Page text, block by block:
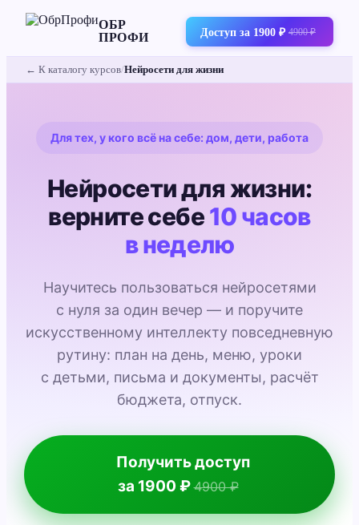
ОБР
ПРОФИ
Доступ за 1900 ₽ 4900 ₽
← К каталогу курсов/Нейросети для жизни
Для тех, у кого всё на себе: дом, дети, работа
Нейросети для жизни:
верните себе10 часов
в неделю
Научитесь пользоваться нейросетями
с нуля за один вечер — и поручите
искусственному интеллекту повседневную
рутину: план на день, меню, уроки
с детьми, письма и документы, расчёт
бюджета, отпуск.
Получить доступ
за 1900 ₽4900 ₽